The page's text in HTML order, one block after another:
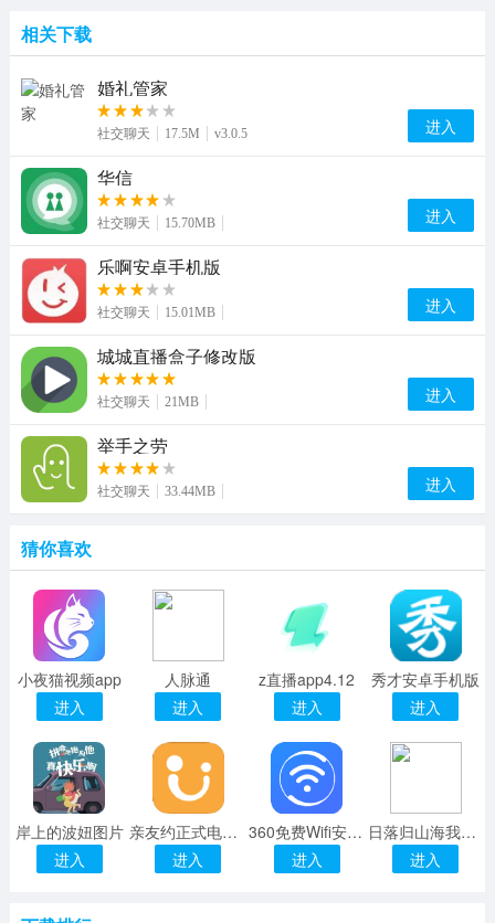
相关下载
婚礼管家
社交聊天 17.5M v3.0.5 进入
华信
社交聊天 15.70MB 进入
乐啊安卓手机版
社交聊天 15.01MB 进入
城城直播盒子修改版
社交聊天 21MB 进入
举手之劳
社交聊天 33.44MB 进入
猜你喜欢
小夜猫视频app
进入
人脉通
进入
z直播app4.12
进入
秀才安卓手机版
进入
岸上的波妞图片
进入
亲友约正式电脑版
进入
360免费Wifi安卓手机版APP
进入
日落归山海我该归纳图片
进入